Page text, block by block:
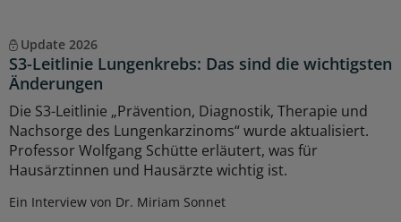
Update 2026
S3-Leitlinie Lungenkrebs: Das sind die wichtigsten
Änderungen
Die S3-Leitlinie „Prävention, Diagnostik, Therapie und
Nachsorge des Lungenkarzinoms“ wurde aktualisiert.
Professor Wolfgang Schütte erläutert, was für
Hausärztinnen und Hausärzte wichtig ist.
Ein Interview von Dr. Miriam Sonnet